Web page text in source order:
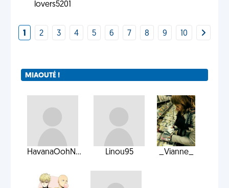
lovers5201
1 2 3 4 5 6 7 8 9 10
MIAOUTÉ !
HavanaOohN... Linou95 _Vianne_